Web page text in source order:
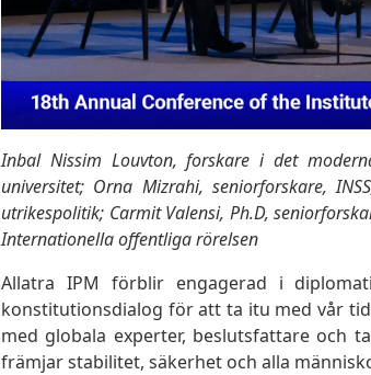
Inbal Nissim Louvton, forskare i det
universitet; Orna Mizrahi, seniorforskare,
utrikespolitik; Carmit Valensi, Ph.D,
Internationella offentliga rörelsen
Allatra IPM förblir engagerad i
konstitutionsdialog för att ta itu med vår
med globala experter, beslutsfattare och
främjar stabilitet, säkerhet och alla